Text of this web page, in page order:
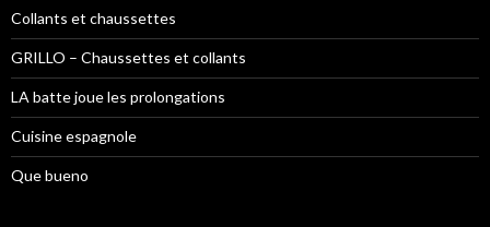
h
e
r
:
Collants et chaussettes
GRILLO – Chaussettes et collants
LA batte joue les prolongations
Cuisine espagnole
Que bueno